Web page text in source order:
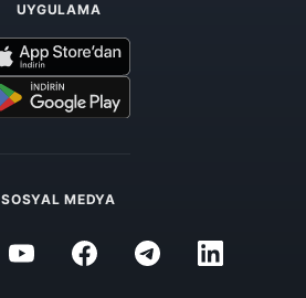
UYGULAMA
SOSYAL MEDYA